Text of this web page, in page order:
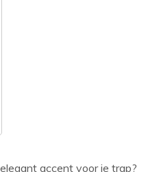
accent voor je trap?